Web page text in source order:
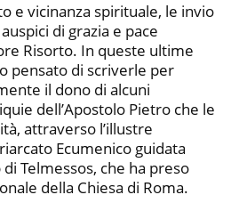
e vicinanza spirituale, le invio
di grazia e pace
Risorto. In queste ultime
pensato di scriverle per
il dono di alcuni
dell’Apostolo Pietro che le
attraverso l’illustre
Ecumenico guidata
di Telmessos, che ha preso
della Chiesa di Roma.